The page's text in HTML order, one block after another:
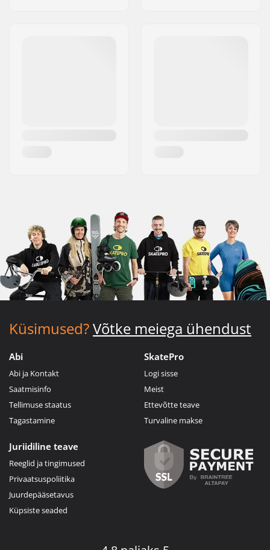
Küsimused?Võtke meiega ühendust
Abi
Abi ja Kontakt
Saatmisinfo
Tellimuse staatus
Tagastamine
SkatePro
Logi sisse
Meist
Ettevõtte teave
Turvaline makse
Juriidiline teave
Reeglid ja tingimused
Privaatsuspoliitika
Juurdepääsetavus
Küpsiste seaded